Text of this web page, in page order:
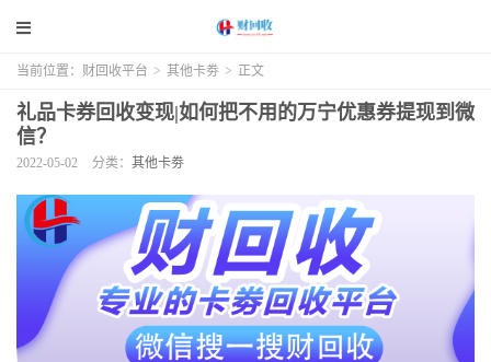
当前位置： 财回收平台 > 其他卡劵 > 正文
礼品卡券回收变现|如何把不用的万宁优惠券提现到微
信？
2022-05-02 分类： 其他卡劵